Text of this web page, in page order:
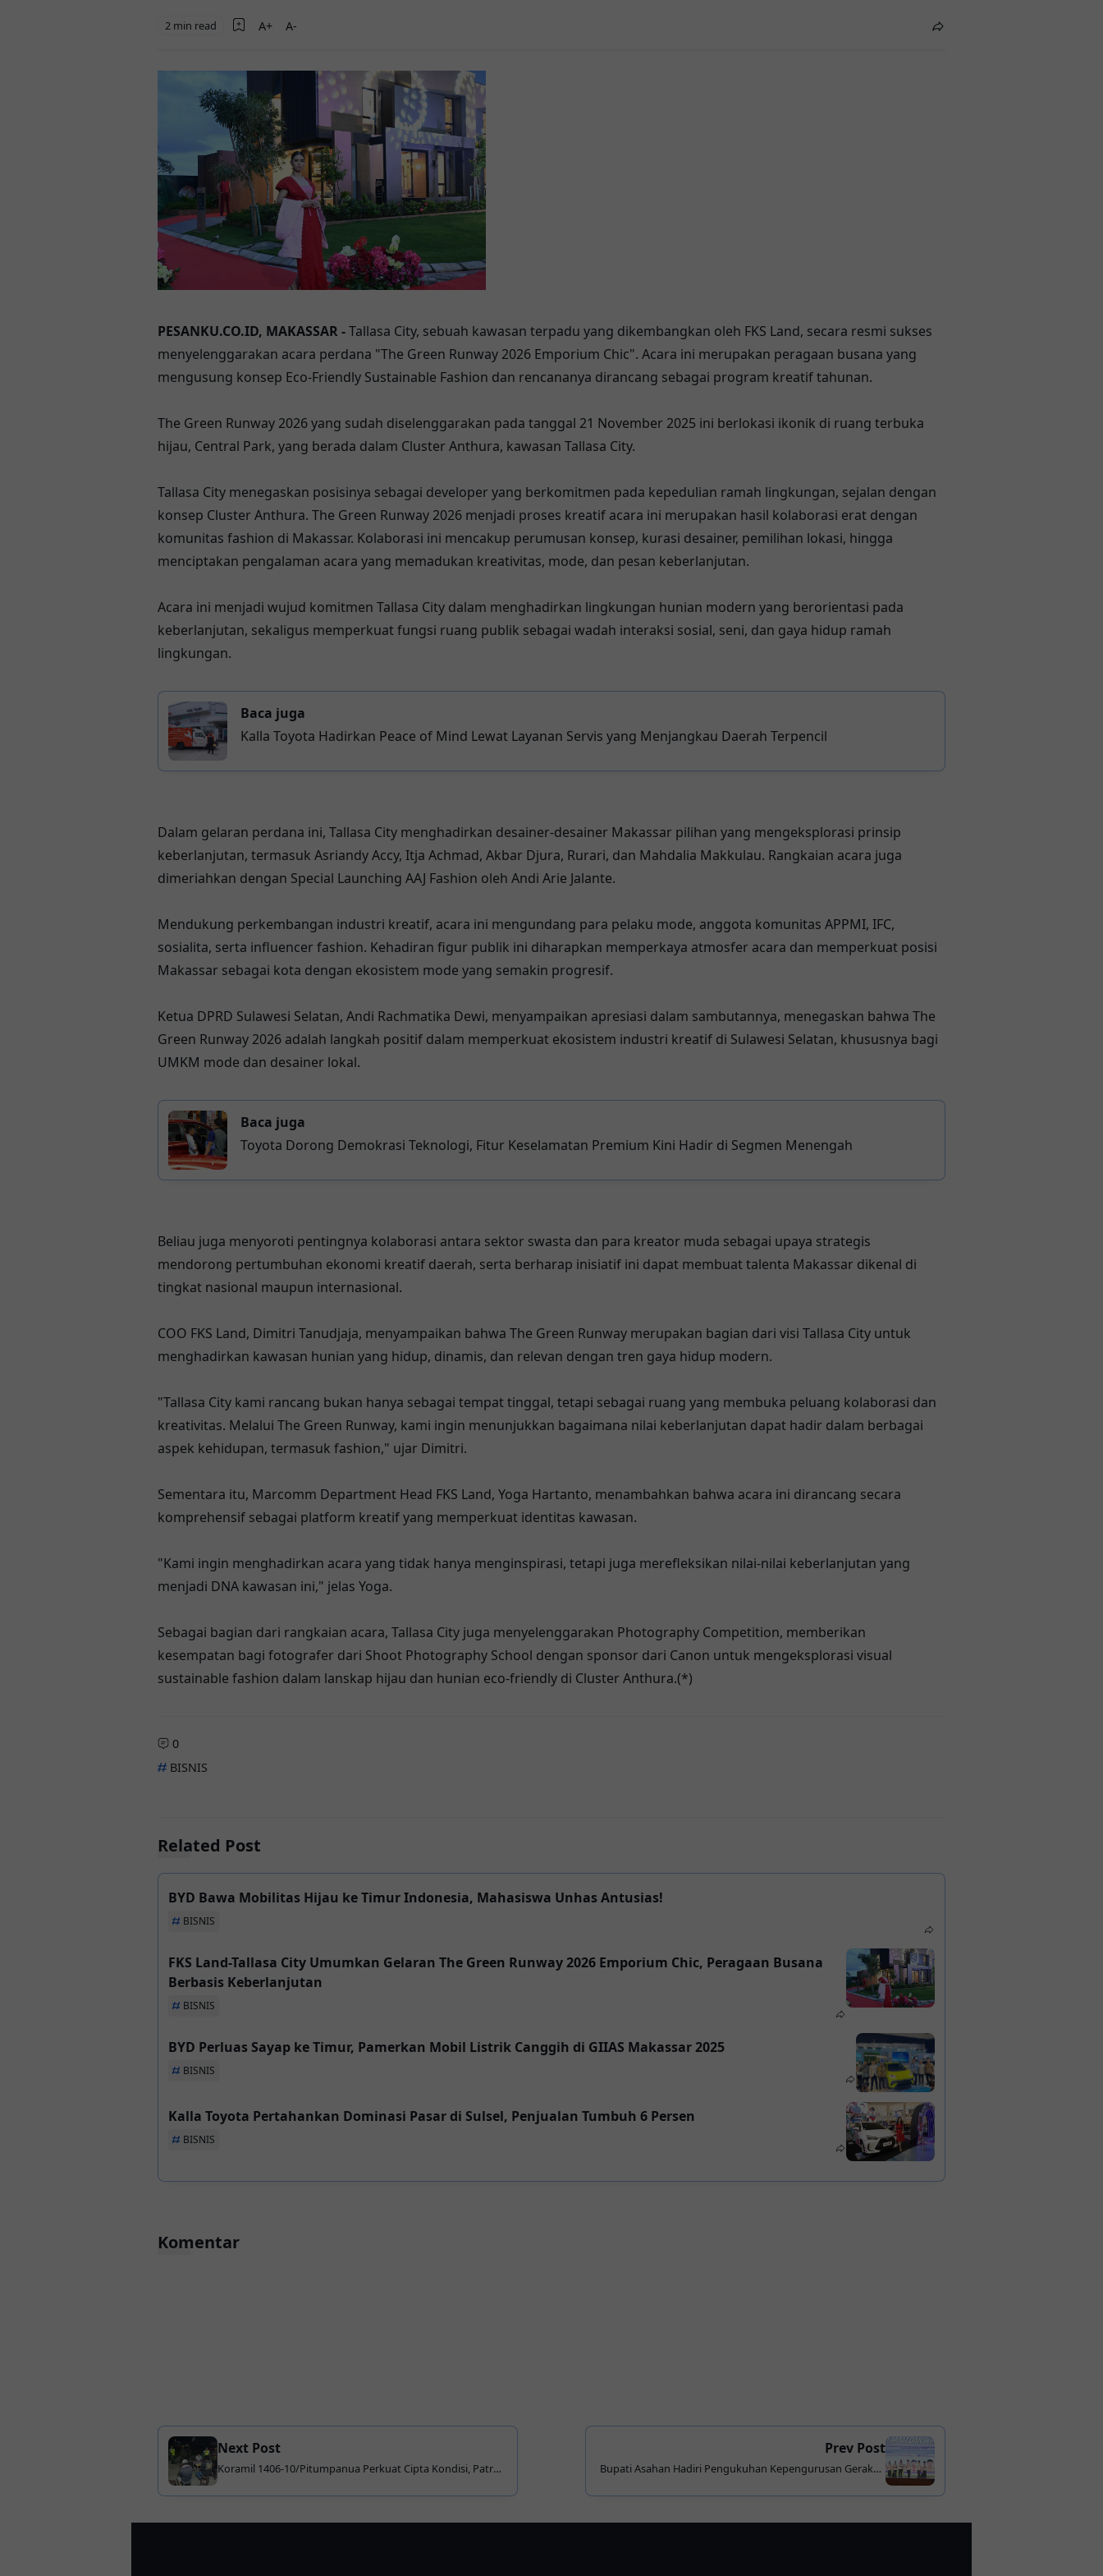
2 min read
PESANKU.CO.ID, MAKASSAR -Tallasa City, sebuah kawasan terpadu yang dikembangkan oleh FKS Land, secara resmi sukses
menyelenggarakan acara perdana "The Green Runway 2026 Emporium Chic". Acara ini merupakan peragaan busana yang
mengusung konsep Eco-Friendly Sustainable Fashion dan rencananya dirancang sebagai program kreatif tahunan.
The Green Runway 2026 yang sudah diselenggarakan pada tanggal 21 November 2025 ini berlokasi ikonik di ruang terbuka
hijau, Central Park, yang berada dalam Cluster Anthura, kawasan Tallasa City.
Tallasa City menegaskan posisinya sebagai developer yang berkomitmen pada kepedulian ramah lingkungan, sejalan dengan
konsep Cluster Anthura. The Green Runway 2026 menjadi proses kreatif acara ini merupakan hasil kolaborasi erat dengan
komunitas fashion di Makassar. Kolaborasi ini mencakup perumusan konsep, kurasi desainer, pemilihan lokasi, hingga
menciptakan pengalaman acara yang memadukan kreativitas, mode, dan pesan keberlanjutan.
Acara ini menjadi wujud komitmen Tallasa City dalam menghadirkan lingkungan hunian modern yang berorientasi pada
keberlanjutan, sekaligus memperkuat fungsi ruang publik sebagai wadah interaksi sosial, seni, dan gaya hidup ramah
lingkungan.
Baca juga
Kalla Toyota Hadirkan Peace of Mind Lewat Layanan Servis yang Menjangkau Daerah Terpencil
Dalam gelaran perdana ini, Tallasa City menghadirkan desainer-desainer Makassar pilihan yang mengeksplorasi prinsip
keberlanjutan, termasuk Asriandy Accy, Itja Achmad, Akbar Djura, Rurari, dan Mahdalia Makkulau. Rangkaian acara juga
dimeriahkan dengan Special Launching AAJ Fashion oleh Andi Arie Jalante.
Mendukung perkembangan industri kreatif, acara ini mengundang para pelaku mode, anggota komunitas APPMI, IFC,
sosialita, serta influencer fashion. Kehadiran figur publik ini diharapkan memperkaya atmosfer acara dan memperkuat posisi
Makassar sebagai kota dengan ekosistem mode yang semakin progresif.
Ketua DPRD Sulawesi Selatan, Andi Rachmatika Dewi, menyampaikan apresiasi dalam sambutannya, menegaskan bahwa The
Green Runway 2026 adalah langkah positif dalam memperkuat ekosistem industri kreatif di Sulawesi Selatan, khususnya bagi
UMKM mode dan desainer lokal.
Baca juga
Toyota Dorong Demokrasi Teknologi, Fitur Keselamatan Premium Kini Hadir di Segmen Menengah
Beliau juga menyoroti pentingnya kolaborasi antara sektor swasta dan para kreator muda sebagai upaya strategis
mendorong pertumbuhan ekonomi kreatif daerah, serta berharap inisiatif ini dapat membuat talenta Makassar dikenal di
tingkat nasional maupun internasional.
COO FKS Land, Dimitri Tanudjaja, menyampaikan bahwa The Green Runway merupakan bagian dari visi Tallasa City untuk
menghadirkan kawasan hunian yang hidup, dinamis, dan relevan dengan tren gaya hidup modern.
"Tallasa City kami rancang bukan hanya sebagai tempat tinggal, tetapi sebagai ruang yang membuka peluang kolaborasi dan
kreativitas. Melalui The Green Runway, kami ingin menunjukkan bagaimana nilai keberlanjutan dapat hadir dalam berbagai
aspek kehidupan, termasuk fashion," ujar Dimitri.
Sementara itu, Marcomm Department Head FKS Land, Yoga Hartanto, menambahkan bahwa acara ini dirancang secara
komprehensif sebagai platform kreatif yang memperkuat identitas kawasan.
"Kami ingin menghadirkan acara yang tidak hanya menginspirasi, tetapi juga merefleksikan nilai-nilai keberlanjutan yang
menjadi DNA kawasan ini," jelas Yoga.
Sebagai bagian dari rangkaian acara, Tallasa City juga menyelenggarakan Photography Competition, memberikan
kesempatan bagi fotografer dari Shoot Photography School dengan sponsor dari Canon untuk mengeksplorasi visual
sustainable fashion dalam lanskap hijau dan hunian eco-friendly di Cluster Anthura.(*)
0
BISNIS
Related Post
BYD Bawa Mobilitas Hijau ke Timur Indonesia, Mahasiswa Unhas Antusias!
BISNIS
FKS Land-Tallasa City Umumkan Gelaran The Green Runway 2026 Emporium Chic, Peragaan Busana
Berbasis Keberlanjutan
BISNIS
BYD Perluas Sayap ke Timur, Pamerkan Mobil Listrik Canggih di GIIAS Makassar 2025
BISNIS
Kalla Toyota Pertahankan Dominasi Pasar di Sulsel, Penjualan Tumbuh 6 Persen
BISNIS
Komentar
Next Post
Koramil 1406-10/Pitumpanua Perkuat Cipta Kondisi, Patroli
Prev Post
Bupati Asahan Hadiri Pengukuhan Kepengurusan Gerakan